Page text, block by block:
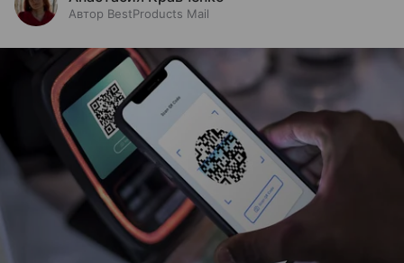
Автор BestProducts Mail